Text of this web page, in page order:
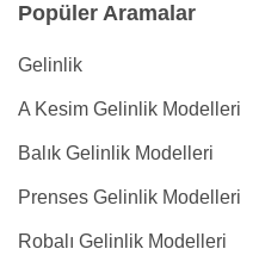
Popüler Aramalar
Gelinlik
A Kesim Gelinlik Modelleri
Balık Gelinlik Modelleri
Prenses Gelinlik Modelleri
Robalı Gelinlik Modelleri